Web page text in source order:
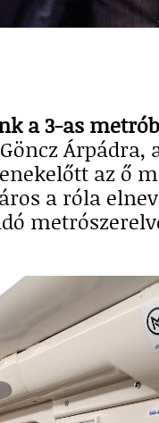
a 3-as
Árpádra,
az ő
a róla